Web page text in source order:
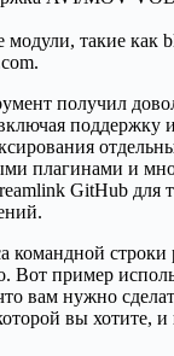
такие как
получил
поддержку
плагинами и
GitHub для
строки
Вот пример
вам нужно
вы хотите,